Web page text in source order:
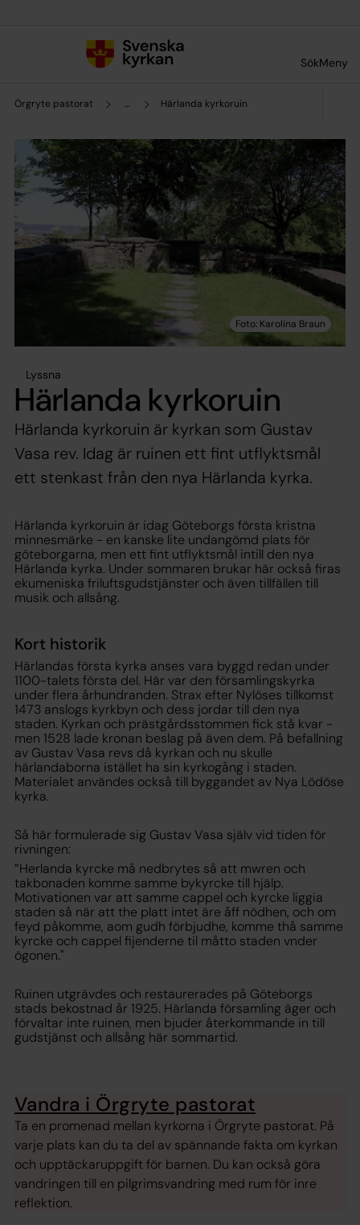
SökMeny
Örgryte pastorat ... Härlanda kyrkoruin
Lyssna
Härlanda kyrkoruin
Härlanda kyrkoruin är kyrkan som Gustav
Vasa rev. Idag är ruinen ett fint utflyktsmål
ett stenkast från den nya Härlanda kyrka.
Härlanda kyrkoruin är idag Göteborgs första kristna
minnesmärke - en kanske lite undangömd plats för
göteborgarna, men ett fint utflyktsmål intill den nya
Härlanda kyrka. Under sommaren brukar här också firas
ekumeniska friluftsgudstjänster och även tillfällen till
musik och allsång.
Kort historik
Härlandas första kyrka anses vara byggd redan under
1100-talets första del. Här var den församlingskyrka
under flera århundranden. Strax efter Nylöses tillkomst
1473 anslogs kyrkbyn och dess jordar till den nya
staden. Kyrkan och prästgårdsstommen fick stå kvar -
men 1528 lade kronan beslag på även dem. På befallning
av Gustav Vasa revs då kyrkan och nu skulle
härlandaborna istället ha sin kyrkogång i staden.
Materialet användes också till byggandet av Nya Lödöse
kyrka.
Så här formulerade sig Gustav Vasa själv vid tiden för
rivningen:
”Herlanda kyrcke må nedbrytes så att mwren och
takbonaden komme samme bykyrcke till hjälp.
Motivationen var att samme cappel och kyrcke liggia
staden så när att the platt intet äre åff nödhen, och om
feyd påkomme, aom gudh förbjudhe, komme thå samme
kyrcke och cappel fijenderne til måtto staden vnder
ögonen."
Ruinen utgrävdes och restaurerades på Göteborgs
stads bekostnad år 1925. Härlanda församling äger och
förvaltar inte ruinen, men bjuder återkommande in till
gudstjänst och allsång här sommartid.
Vandra i Örgryte pastorat
Ta en promenad mellan kyrkorna i Örgryte pastorat. På
varje plats kan du ta del av spännande fakta om kyrkan
och upptäckaruppgift för barnen. Du kan också göra
vandringen till en pilgrimsvandring med rum för inre
reflektion.